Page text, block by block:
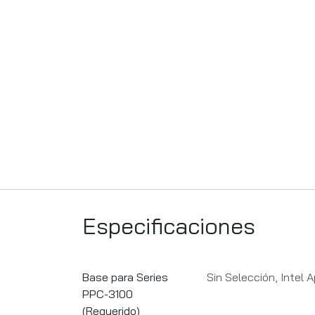
Especificaciones
Base para Series
PPC-3100
(Requerido)
Sin Selección, Intel